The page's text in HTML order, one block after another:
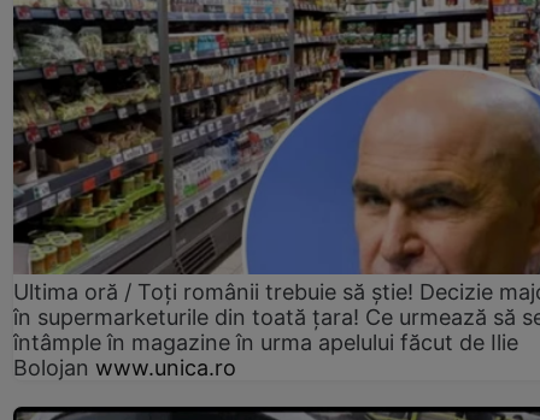
Ultima oră / Toți românii trebuie să știe! Decizie
în supermarketurile din toată țara! Ce urmează să
întâmple în magazine în urma apelului făcut de Ilie
Bolojan www.unica.ro